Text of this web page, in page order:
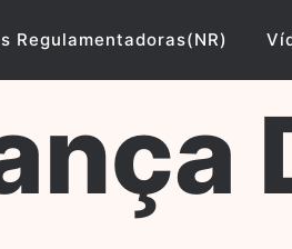
Regulamentadoras(NR)